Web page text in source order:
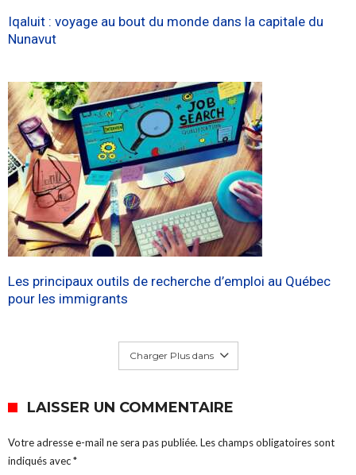
Iqaluit : voyage au bout du monde dans la capitale du
Nunavut
Les principaux outils de recherche d’emploi au Québec
pour les immigrants
Charger Plus dans
LAISSER UN COMMENTAIRE
Votre adresse e-mail ne sera pas publiée. Les champs obligatoires sont
indiqués avec*